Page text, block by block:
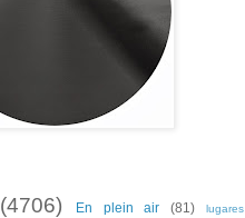
(4706) En plein air (81) lugares